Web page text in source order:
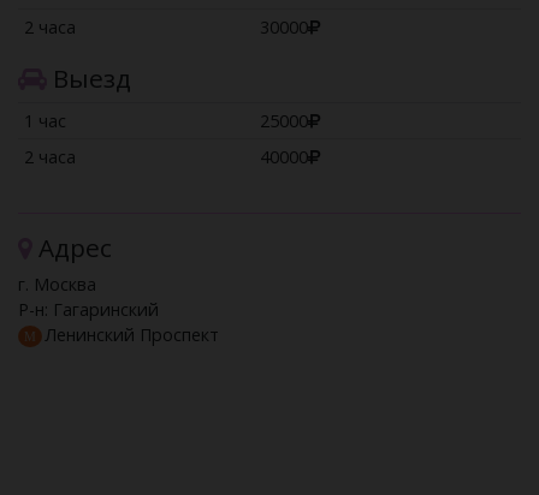
2 часа
30000
Выезд
1 час
25000
2 часа
40000
Адрес
г. Москва
Р-н: Гагаринский
M Ленинский Проспект